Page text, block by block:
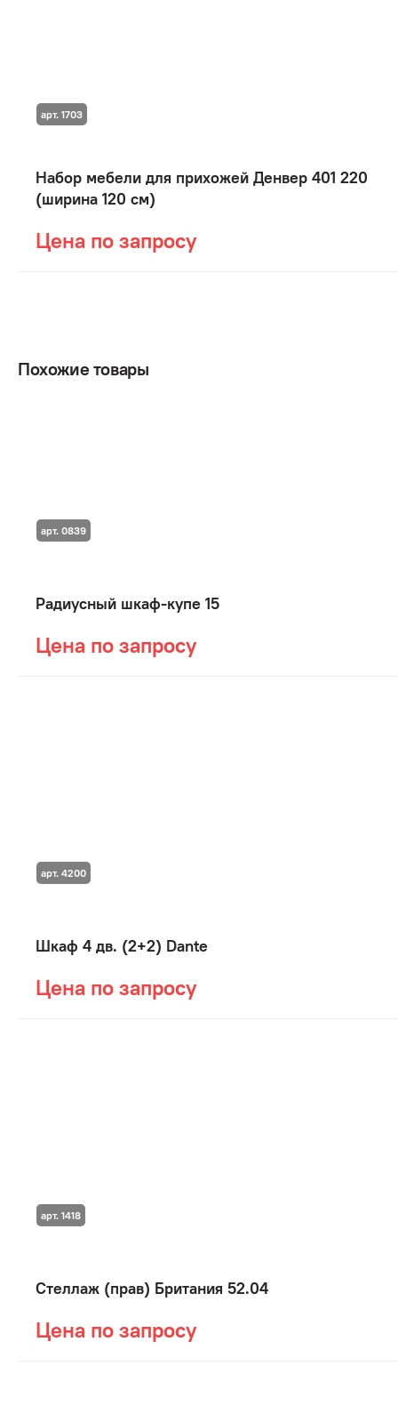
Набор мебели для прихожей Денвер 401 220
(ширина 120 см)
Цена по запросу
арт. 1703
Похожие товары
Радиусный шкаф-купе 15
Цена по запросу
арт. 0839
Шкаф 4 дв. (2+2) Dante
Цена по запросу
арт. 4200
Стеллаж (прав) Британия 52.04
Цена по запросу
арт. 1418